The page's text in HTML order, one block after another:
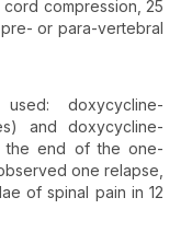
compression, 25
or para-vertebral
doxycycline-
and doxycycline-
the end of the one-
one relapse,
of spinal pain in 12